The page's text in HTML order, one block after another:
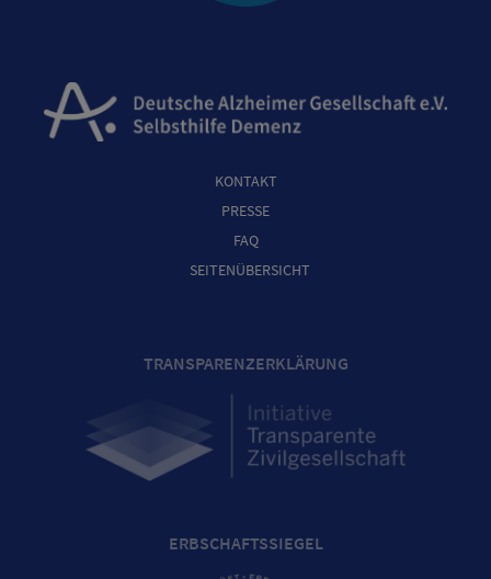
KONTAKT
PRESSE
FAQ
SEITENÜBERSICHT
TRANSPARENZERKLÄRUNG
ERBSCHAFTSSIEGEL